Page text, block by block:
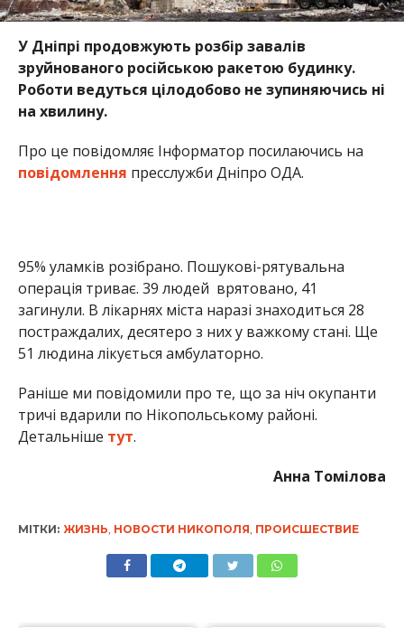
У Дніпрі продовжують розбір завалів
зруйнованого російською ракетою будинку.
Роботи ведуться цілодобово не зупиняючись ні
на хвилину.
Про це повідомляє Інформатор посилаючись на
повідомлення пресслужби Дніпро ОДА.
95% уламків розібрано. Пошукові-рятувальна
операція триває. 39 людей врятовано, 41
загинули. В лікарнях міста наразі знаходиться 28
постраждалих, десятеро з них у важкому стані. Ще
51 людина лікується амбулаторно.
Раніше ми повідомили про те, що за ніч окупанти
тричі вдарили по Нікопольському районі.
Детальніше тут.
Анна Томілова
МІТКИ: ЖИЗНЬ, НОВОСТИ НИКОПОЛЯ, ПРОИСШЕСТВИЕ